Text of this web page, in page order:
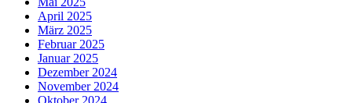
April 2025
März 2025
Februar 2025
Januar 2025
Dezember 2024
November 2024